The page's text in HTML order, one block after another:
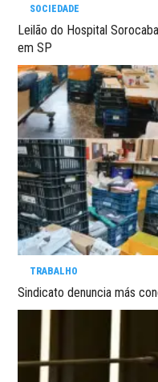
SOCIEDADE
Leilão do Hospital
em SP
TRABALHO
Sindicato denuncia más